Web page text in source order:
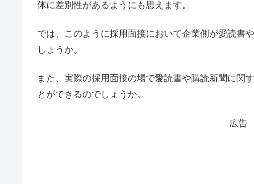
体に差別性があるようにも思えます。
では、このように採用面接において企業側が愛読書
しょうか。
また、実際の採用面接の場で愛読書や購読新聞に関
とができるのでしょうか。
広告